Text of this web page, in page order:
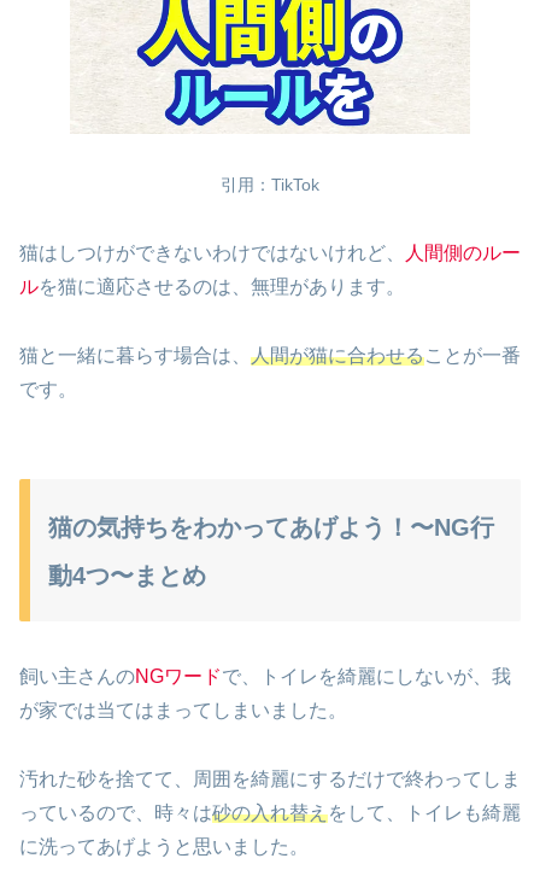
引用：TikTok
猫はしつけができないわけではないけれど、
人間側のルー
ルを猫に適応させるのは、無理があります。
猫と一緒に暮らす場合は、 人間が猫に合わせることが一番
です。
猫の気持ちをわかってあげよう！〜NG行
動4つ〜まとめ
飼い主さんのNGワードで、トイレを綺麗にしないが、我
が家では当てはまってしまいました。
汚れた砂を捨てて、周囲を綺麗にするだけで終わってしま
っているので、時々は砂の入れ替えをして、トイレも綺麗
に洗ってあげようと思いました。